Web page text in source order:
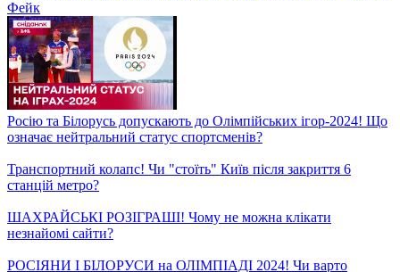
Віртуальна копія мозку! Чи зможуть вчені точно відтворити
людський мозок на компʼютері?
80 днів в окупації рятували тварин: історія мужності